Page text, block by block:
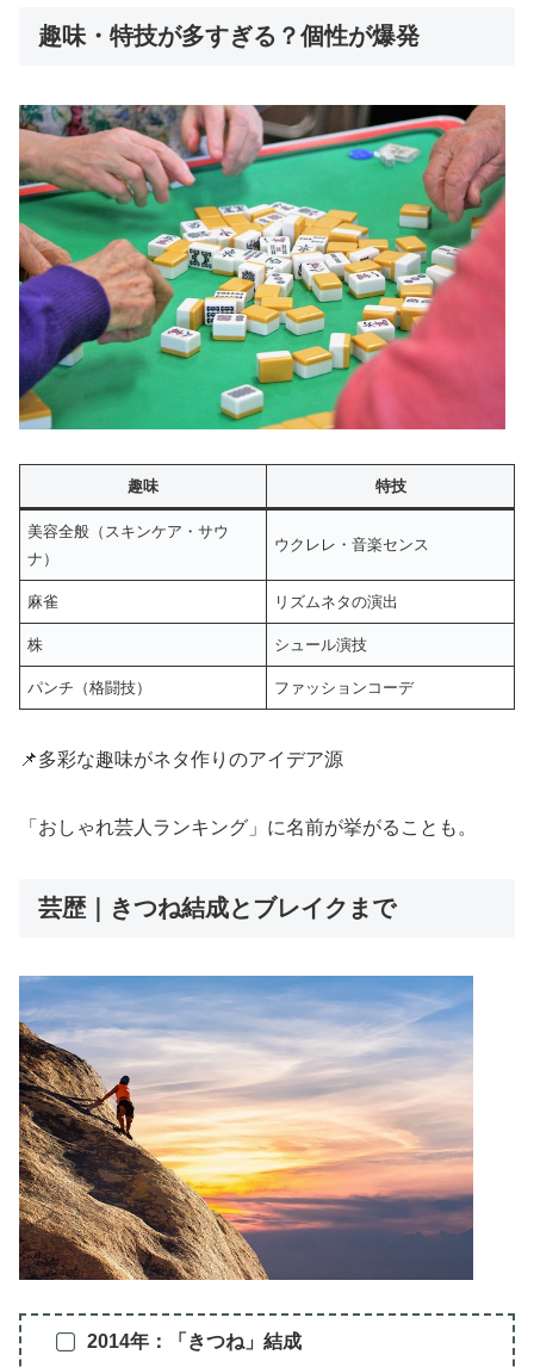
趣味・特技が多すぎる？個性が爆発
趣味 特技
美容全般（スキンケア・サウ
ナ）
ウクレレ・音楽センス
麻雀 リズムネタの演出
株 シュール演技
パンチ（格闘技） ファッションコーデ
📌多彩な趣味がネタ作りのアイデア源
「おしゃれ芸人ランキング」に名前が挙がることも。
芸歴｜きつね結成とブレイクまで
2014年：「きつね」結成